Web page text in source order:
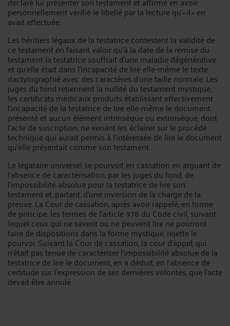
personnellement vérifié le libellé par la lecture qu’« il » en
avait effectuée.
Les héritiers légaux de la testatrice contestent la validité de
ce testament en faisant valoir qu’à la date de la remise du
testament la testatrice souffrait d’une maladie dégénérative
et qu’elle était dans l’incapacité de lire elle-même le texte
dactylographié avec des caractères d’une taille normale. Les
juges du fond retiennent la nullité du testament mystique,
les certificats médicaux produits établissant effectivement
l’incapacité de la testatrice de lire elle-même le document
présenté et aucun élément intrinsèque ou extrinsèque, dont
l’acte de suscription, ne venant les éclairer sur le procédé
technique qui aurait permis à l’intéressée de lire le document
qu’elle présentait comme son testament.
Le légataire universel se pourvoit en cassation en arguant de
l’absence de caractérisation, par les juges du fond, de
l’impossibilité absolue pour la testatrice de lire son
testament et, partant, d’une inversion de la charge de la
preuve. La Cour de cassation, après avoir rappelé, en forme
de principe, les termes de l’article 978 du Code civil, suivant
lequel ceux qui ne savent ou ne peuvent lire ne pourront
faire de dispositions dans la forme mystique, rejette le
pourvoi. Suivant la Cour de cassation, la cour d’appel, qui
n’était pas tenue de caractériser l’impossibilité absolue de la
testatrice de lire le document, en a déduit, en l’absence de
certitude sur l’expression de ses dernières volontés, que l’acte
devait être annulé.